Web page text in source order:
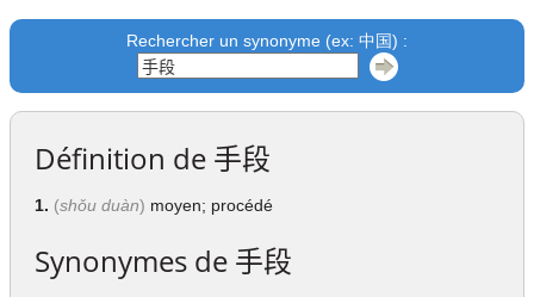
Rechercher un synonyme (ex: 中国) :
Définition de 手段
1. (shǒu duàn) moyen; procédé
Synonymes de 手段